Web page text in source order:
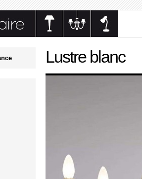
Lustre blanc